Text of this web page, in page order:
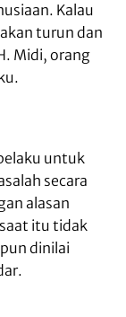
Kalau
turun dan
Midi, orang
untuk
secara
alasan
itu tidak
dinilai